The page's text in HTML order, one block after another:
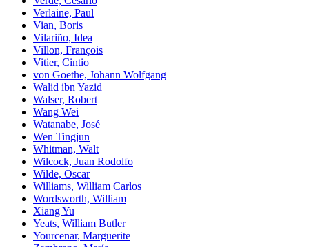
Verlaine, Paul
Vian, Boris
Vilariño, Idea
Villon, François
Vitier, Cintio
von Goethe, Johann Wolfgang
Walid ibn Yazid
Walser, Robert
Wang Wei
Watanabe, José
Wen Tingjun
Whitman, Walt
Wilcock, Juan Rodolfo
Wilde, Oscar
Williams, William Carlos
Wordsworth, William
Xiang Yu
Yeats, William Butler
Yourcenar, Marguerite